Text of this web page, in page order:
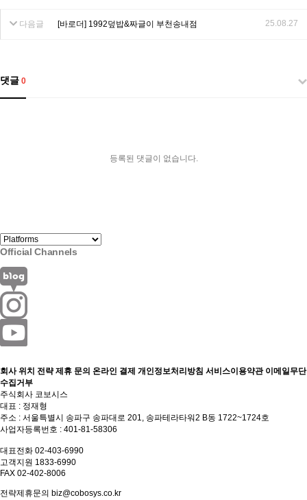
다음글 [바로더] 1992덮밥&짜글이 부천송내점 25.08.27
댓글 0
등록된 댓글이 없습니다.
Official Channels
회사 위치 전략 제휴 문의 온라인 결제 개인정보처리방침 서비스이용약관 이메일무단
수집거부
주식회사 코보시스
대표 : 정재형
주소 : 서울특별시 송파구 송파대로 201, 송파테라타워2 B동 1722~1724호
사업자등록번호 : 401-81-58306
대표전화 02-403-6990
고객지원 1833-6990
FAX 02-402-8006
전략제휴문의 biz@cobosys.co.kr